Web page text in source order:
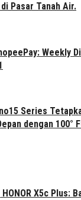
Pasar Tanah Air.
Weekly
Series
dengan 100°
HONOR X5c Plus: